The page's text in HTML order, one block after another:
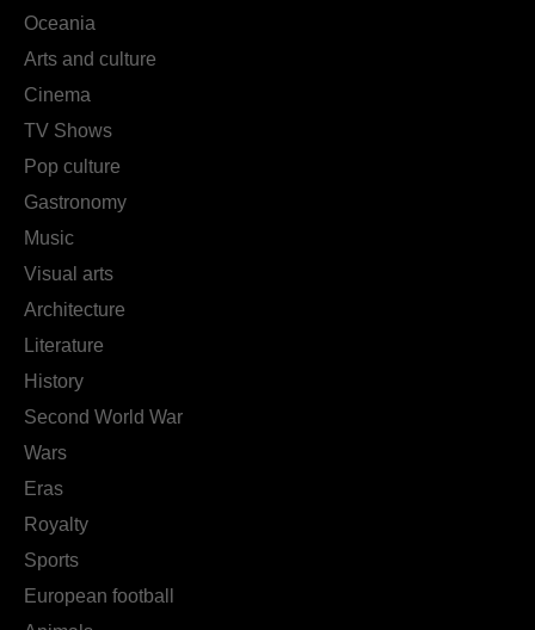
Oceania
Arts and culture
Cinema
TV Shows
Pop culture
Gastronomy
Music
Visual arts
Architecture
Literature
History
Second World War
Wars
Eras
Royalty
Sports
European football